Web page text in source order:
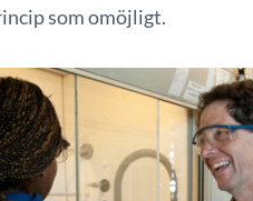
som omöjligt.